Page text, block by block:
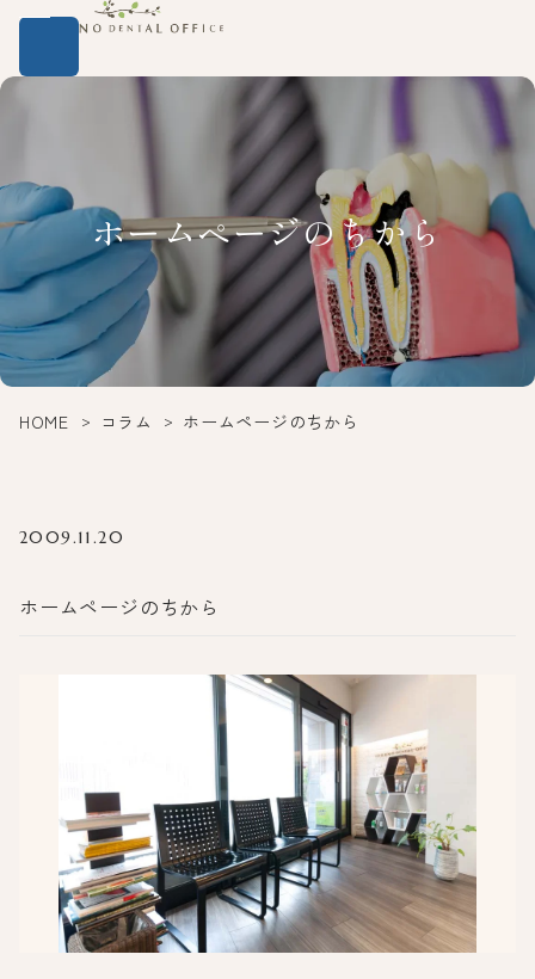
ホームページのちから
HOME コラム ホームページのちから
2009.11.20
ホームページのちから